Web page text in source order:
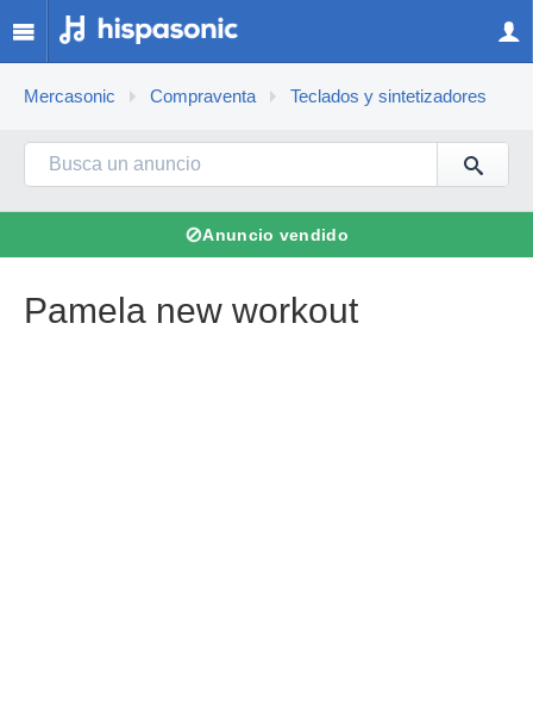
Mercasonic Compraventa Teclados y sintetizadores
⊘Anuncio vendido
Pamela new workout